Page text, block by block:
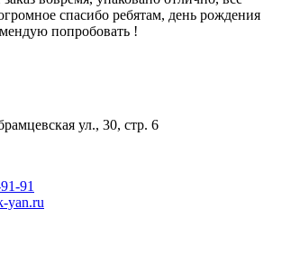
спасибо ребятам, день рождения
попробовать !
ул., 30, стр. 6
91
yan.ru